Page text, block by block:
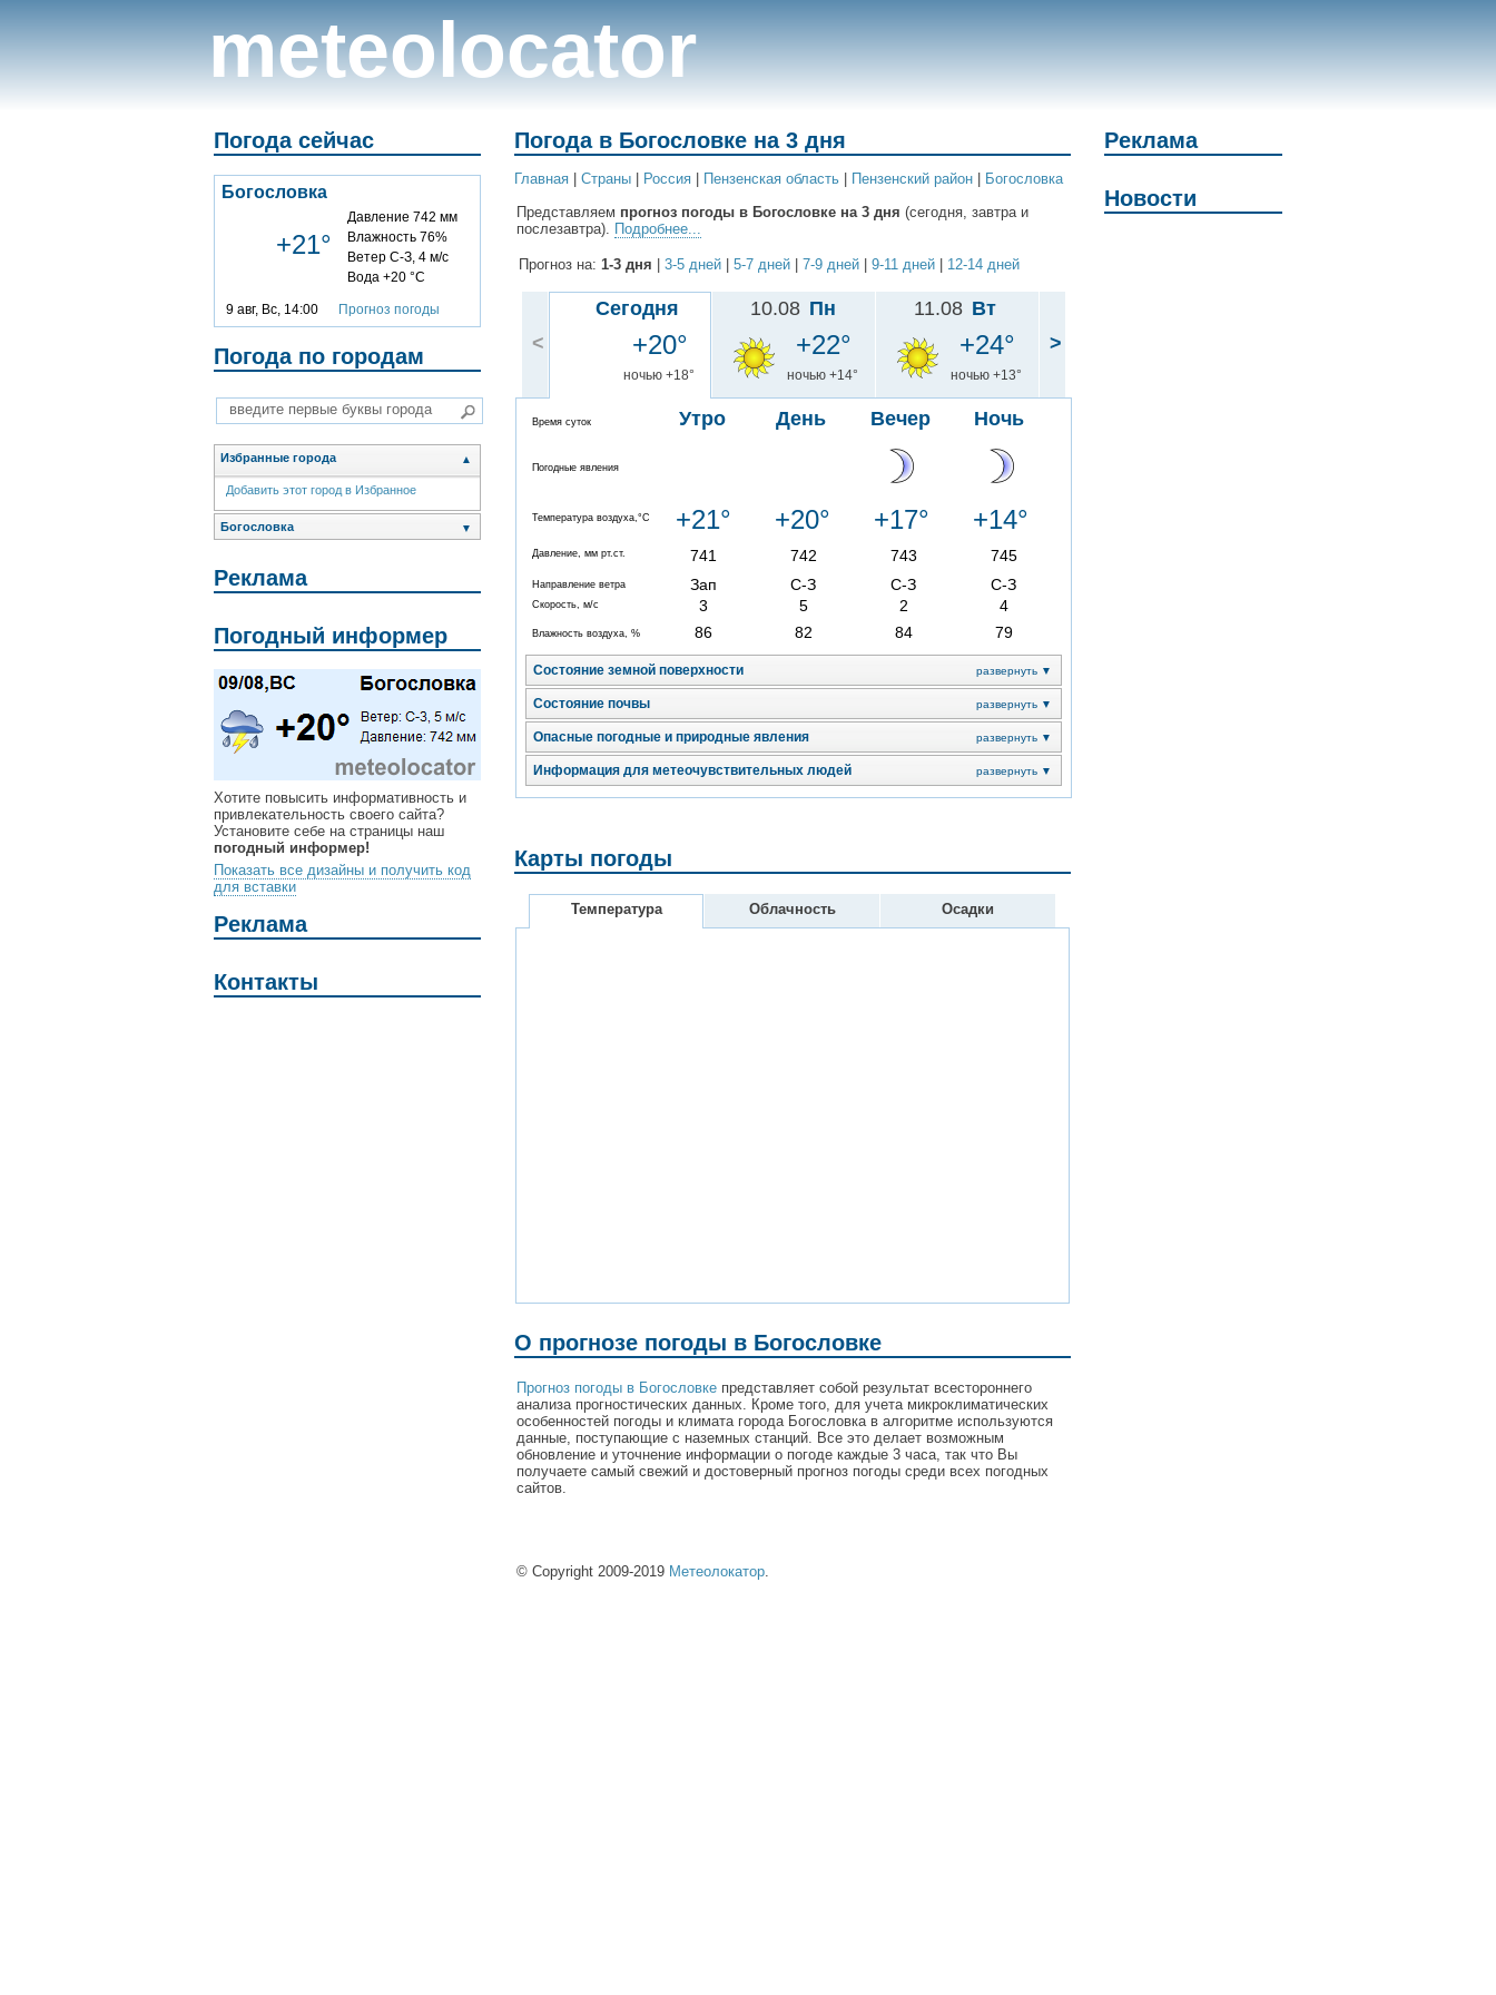
meteolocator
Погода сейчас
Богословка
+21°
Давление 742 мм
Влажность 76%
Ветер С-З, 4 м/с
Вода +20 °C
9 авг, Вс, 14:00 Прогноз погоды
Погода по городам
Избранные города ▲
Добавить этот город в Избранное
Богословка ▼
Реклама
Погодный информер
Хотите повысить информативность и
привлекательность своего сайта?
Установите себе на страницы наш
погодный информер!
Показать все дизайны и получить код
для вставки
Реклама
Контакты
Погода в Богословке на 3 дня
Главная Cтраны Россия Пензенская область Пензенский район
Богословка
Представляем прогноз погоды в Богословке на 3 дня (сегодня, завтра и
послезавтра). Подробнее...
Прогноз на: 1-3 дня 3-5 дней 5-7 дней 7-9 дней 9-11 дней 12-14 дней
<
Сегодня
+20°
ночью +18°
Время суток Утро День Вечер Ночь
Погодные явления
Температура воздуха,°C +21° +20° +17° +14°
Давление, мм рт.ст. 741 742 743 745
Направление ветра Зап С-З С-З С-З
Скорость, м/с 3 5 2 4
Влажность воздуха, % 86 82 84 79
Состояние земной поверхности развернуть ▼
Состояние почвы развернуть ▼
Опасные погодные и природные явления развернуть ▼
Информация для метеочувствительных людей развернуть ▼
10.08 Пн
+22°
ночью +14°
11.08 Вт
+24°
ночью +13°
>
Карты погоды
Температура Облачность Осадки
О прогнозе погоды в Богословке
Прогноз погоды в Богословке представляет собой результат всестороннего
анализа прогностических данных. Кроме того, для учета микроклиматических
особенностей погоды и климата города Богословка в алгоритме используются
данные, поступающие с наземных станций. Все это делает возможным
обновление и уточнение информации о погоде каждые 3 часа, так что Вы
получаете самый свежий и достоверный прогноз погоды среди всех погодных
сайтов.
© Copyright 2009-2019 Метеолокатор
Реклама
Новости